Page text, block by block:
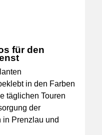
für den
in den Farben
täglichen Touren
der
in Prenzlau und